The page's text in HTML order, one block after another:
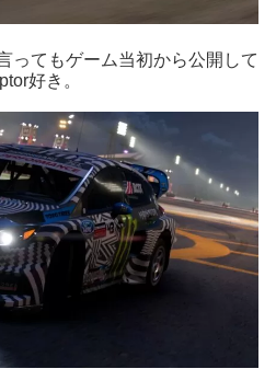
ってもゲーム当初から公開して
好き。